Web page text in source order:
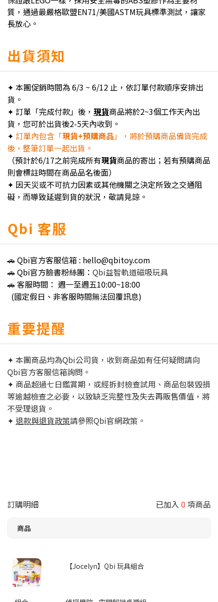
質，通過最嚴格歐盟EN71/美國ASTM玩具標準測試，讓家
長放心。
出貨須知
✦ 本團促銷時間為 6/3 ~ 6/12 止，依訂單付款順序安排出
貨。
✦ 訂單「完成付款」後， 現貨商品將於2~3個工作天內出
貨，您可於出貨後2-5天內收到。
✦ 訂單內包含「現貨+預購商品」，將於預購商品備貨完成
後，整筆訂單一起出貨。
（預計於6/17之前完成所有現貨商品的寄出；若有預購商品
則會標註時間在商品品名後面）
✦ 因天災或不可抗力因素或其他機關之決定所致之交通阻
礙，而導致延遲到貨的狀況，敬請見諒。
Qbi 客服
🚗 Qbi官方客服信箱 : hello@qbitoy.com
🚗 Qbi官方臉書粉絲團： Qbi益智軌道磁吸玩具
🚗 客服時間： 週一至週五10:00~18:00
(國定假日、非客服時間無法回覆訊息)
重要提醒
✦ 本團商品均為Qbi公司貨，收到商品如有任何疑問請向
Qbi官方客服信箱詢問。
✦ 商品超過七日鑑賞期，或經拆封檢查試用、商品包裝毀損
等逾越檢查之必要，以致缺乏完整性及失去再販售價值，將
不受理退貨。
✦ 退款與退貨政策請參照Qbi官網政策。
訂購明細 已加入 0 項商品
商品
【Jocelyn】Qbi 玩具組合